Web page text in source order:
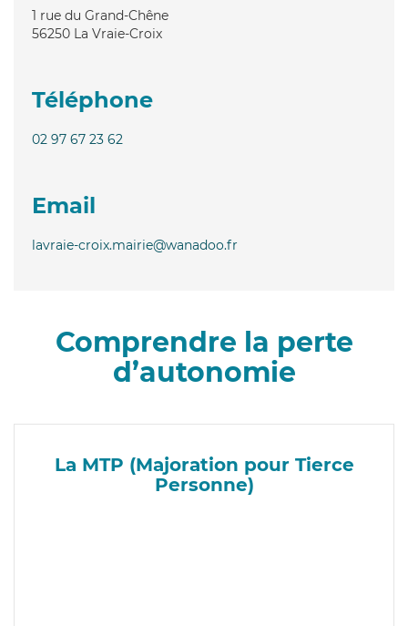
1 rue du Grand-Chêne
56250 La Vraie-Croix
Téléphone
02 97 67 23 62
Email
lavraie-croix.mairie@wanadoo.fr
Comprendre la perte
d’autonomie
La MTP (Majoration pour Tierce
Personne)